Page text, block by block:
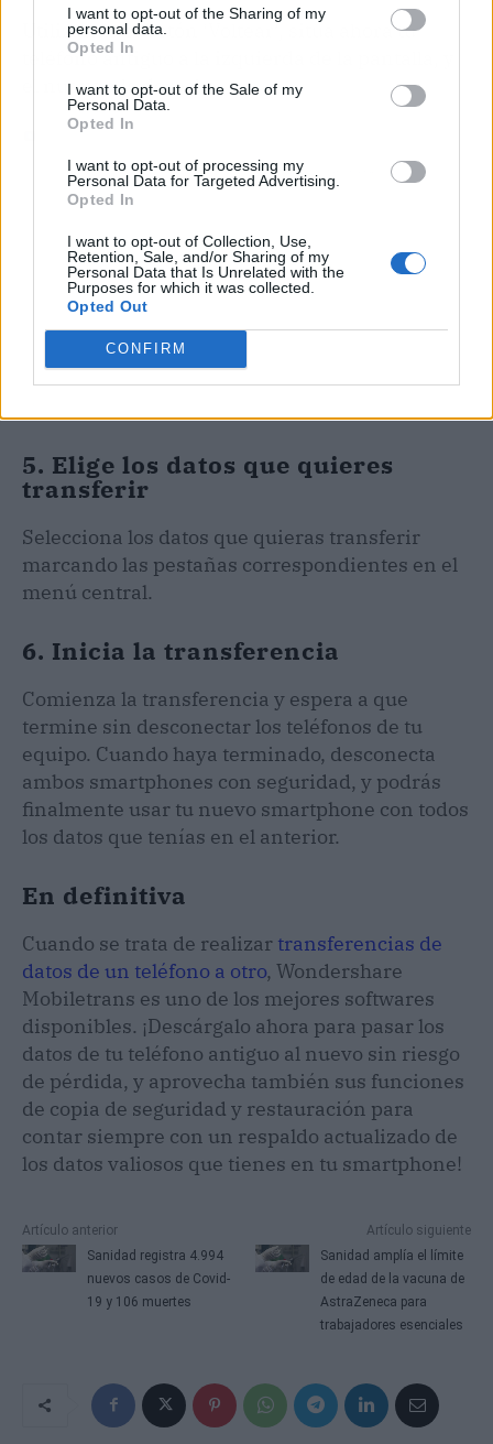
I want to opt-out of the Sharing of my
personal data.
Opted In
I want to opt-out of the Sale of my
Personal Data.
Opted In
I want to opt-out of processing my
Personal Data for Targeted Advertising.
Opted In
I want to opt-out of Collection, Use,
Retention, Sale, and/or Sharing of my
Personal Data that Is Unrelated with the
Purposes for which it was collected.
Opted Out
CONFIRM
Utilizando el botón ‘Voltear’, sitúa ahora tu
teléfono antiguo a la izquierda de la pantalla, y
el nuevo a la derecha.
5. Elige los datos que quieres
transferir
Selecciona los datos que quieras transferir
marcando las pestañas correspondientes en el
menú central.
6. Inicia la transferencia
Comienza la transferencia y espera a que
termine sin desconectar los teléfonos de tu
equipo. Cuando haya terminado, desconecta
ambos smartphones con seguridad, y podrás
finalmente usar tu nuevo smartphone con todos
los datos que tenías en el anterior.
En definitiva
Cuando se trata de realizar transferencias de
datos de un teléfono a otro, Wondershare
Mobiletrans es uno de los mejores softwares
disponibles. ¡Descárgalo ahora para pasar los
datos de tu teléfono antiguo al nuevo sin riesgo
de pérdida, y aprovecha también sus funciones
de copia de seguridad y restauración para
contar siempre con un respaldo actualizado de
los datos valiosos que tienes en tu smartphone!
Artículo anterior
Sanidad registra 4.994
nuevos casos de Covid-
19 y 106 muertes
Artículo siguiente
Sanidad amplía el límite
de edad de la vacuna de
AstraZeneca para
trabajadores esenciales